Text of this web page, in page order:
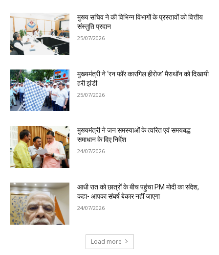
मुख्य सचिव ने की विभिन्न विभागों के प्रस्तावों को वित्तीय
संस्तुति प्रदान
25/07/2026
मुख्यमंत्री ने ‘रन फॉर कारगिल हीरोज’ मैराथॉन को दिखायी
हरी झंडी
25/07/2026
मुख्यमंत्री ने जन समस्याओं के त्वरित एवं समयबद्ध
समाधान के दिए निर्देश
24/07/2026
आधी रात को छात्रों के बीच पहुंचा PM मोदी का संदेश,
कहा- आपका संघर्ष बेकार नहीं जाएगा
24/07/2026
Load more